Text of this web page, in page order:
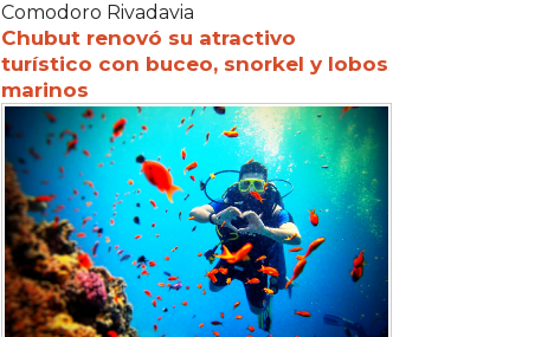
Comodoro Rivadavia
Chubut renovó su atractivo
turístico con buceo, snorkel y lobos
marinos